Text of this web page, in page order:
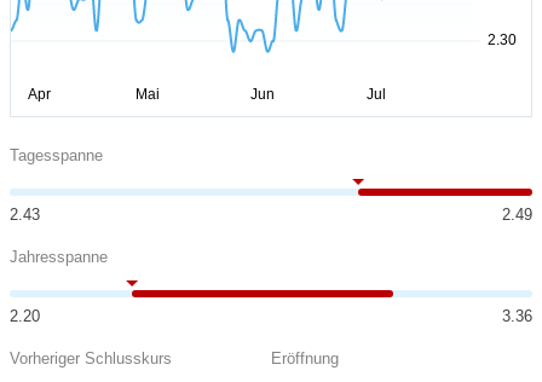
Tagesspanne
2.43 2.49
Jahresspanne
2.20 3.36
Vorheriger Schlusskurs Eröffnung